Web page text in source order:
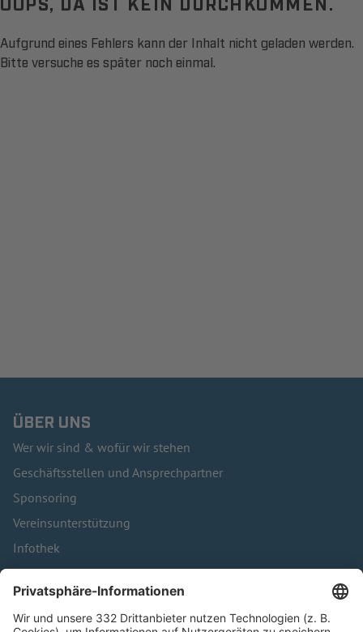
Aufgrund eines Fehlers kann der Inhalt nicht geladen werden.
Bitte versuche es später noch einmal.
ÜBER UNS
Wer wir sind & wofür wir stehen
Geschäftsstellen und Ansprechpartner
Sponsoring
Vereinsunterstützung
Infothek
Kontakt
HÄUFIG BESUCHTE SEITEN